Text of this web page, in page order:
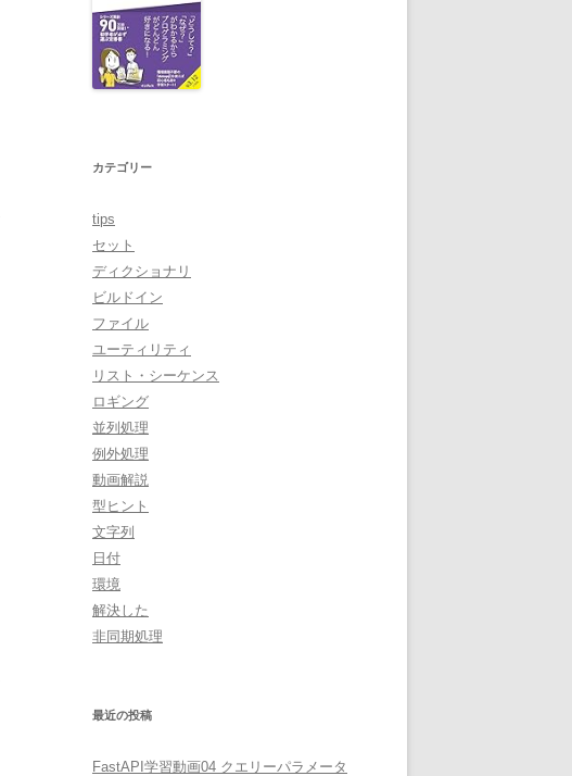
カテゴリー
tips
セット
ディクショナリ
ビルドイン
ファイル
ユーティリティ
リスト・シーケンス
ロギング
並列処理
例外処理
動画解説
型ヒント
文字列
日付
環境
解決した
非同期処理
最近の投稿
FastAPI学習動画04 クエリーパラメータ